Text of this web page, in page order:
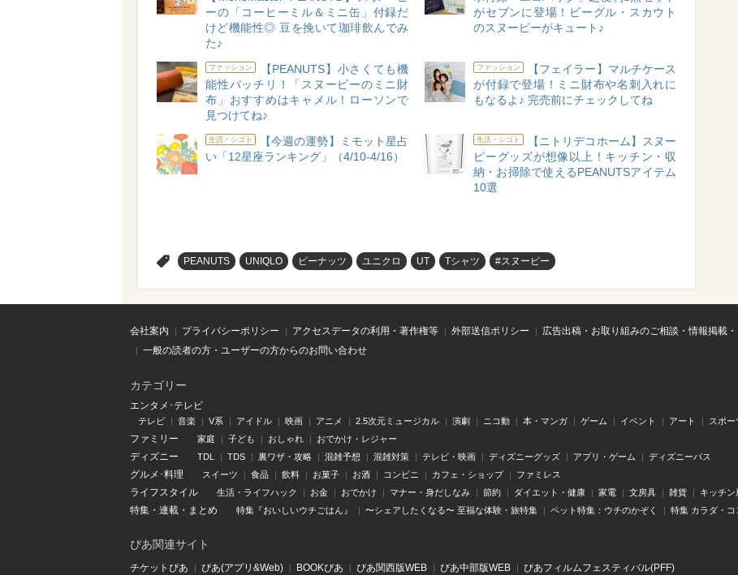
ーの「コーヒーミル＆ミニ缶」付録だ
けど機能性◎ 豆を挽いて珈琲飲んでみ
た♪
がセブンに登場！ビーグル・スカウト
のスヌーピーがキュート♪
ファッション
【PEANUTS】小さくても機
能性バッチリ！「スヌーピーのミニ財
布」おすすめはキャメル！ローソンで
見つけてね♪
ファッション
【フェイラー】マルチケース
が付録で登場！ミニ財布や名刺入れに
もなるよ♪ 完売前にチェックしてね
生活・シゴト
【今週の運勢】ミモット星占
い「12星座ランキング」（4/10-4/16）
生活・シゴト
【ニトリデコホーム】スヌー
ピーグッズが想像以上！キッチン・収
納・お掃除で使えるPEANUTSアイテム
10選
PEANUTS UNIQLO ピーナッツ ユニクロ UT Tシャツ #スヌーピー
会社案内 プライバシーポリシー アクセスデータの利用・著作権等 外部送信ポリシー
広告出稿・お取り組みのご相談・情報掲載
一般の読者の方・ユーザーの方からのお問い合わせ
カテゴリー
エンタメ･テレビ
テレビ 音楽 V系 アイドル 映画 アニメ 2.5次元ミュージカル 演劇 ニコ動 本・マンガ ゲーム イベント アート スポー
ファミリー 家庭 子ども おしゃれ おでかけ・レジャー
ディズニー TDL TDS 裏ワザ・攻略 混雑予想 混雑対策 テレビ・映画 ディズニーグッズ アプリ・ゲーム ディズニーパス
グルメ･料理 スイーツ 食品 飲料 お菓子 お酒 コンビニ カフェ・ショップ ファミレス
ライフスタイル 生活・ライフハック お金 おでかけ マナー・身だしなみ 節約 ダイエット・健康 家電 文房具 雑貨 キッチン
特集 ・ 連載 ・ まとめ 特集『おいしいウチごはん』 〜シェアしたくなる〜 至福な体験・旅特集 ペット特集：ウチのかぞく 特集 カラダ・コ
ぴあ関連サイト
チケットぴあ ぴあ(アプリ&Web) BOOKぴあ ぴあ関⻄版WEB ぴあ中部版WEB ぴあフィルムフェスティバル(PFF)